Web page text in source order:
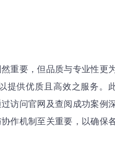
重要，但品质与专业性更
提供优质且高效之服务。
访问官网及查阅成功案例
作机制至关重要，以确保